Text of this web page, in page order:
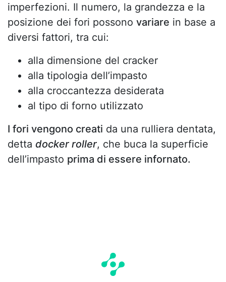
imperfezioni. Il numero, la grandezza e la
posizione dei fori possono variare in base a
diversi fattori, tra cui:
alla dimensione del cracker
alla tipologia dell’impasto
alla croccantezza desiderata
al tipo di forno utilizzato
I fori vengono creati da una rulliera dentata,
detta docker roller, che buca la superficie
dell’impasto prima di essere infornato.